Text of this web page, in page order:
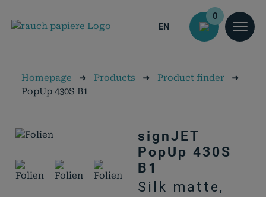
EN
0
Homepage ➜ Products ➜ Product finder ➜
PopUp 430S B1
signJET
PopUp 430S
B1
Silk matte,